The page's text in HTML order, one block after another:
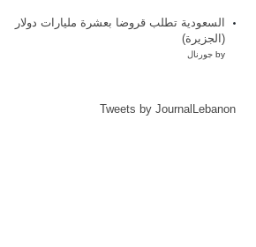
السعودية تطلب قروضا بعشرة مليارات دولار
(الجزيرة)
by جورنال
Tweets by JournalLebanon